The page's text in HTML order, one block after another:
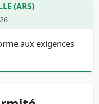
(ARS)
aux exigences